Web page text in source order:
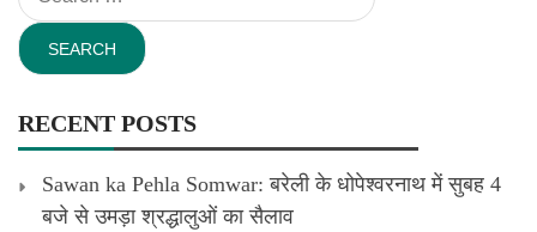
for:
RECENT POSTS
Sawan ka Pehla Somwar: बरेली के धोपेश्वरनाथ में सुबह 4
बजे से उमड़ा श्रद्धालुओं का सैलाव